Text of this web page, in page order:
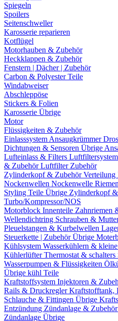
Spiegeln
Spoilers
Seitenschweller
Karosserie reparieren
Kotflügel
Motorhauben & Zubehör
Heckklappen & Zubehör
Fenstern | Dächer | Zubehör
Carbon & Polyester Teile
Windabweiser
Abschleppöse
Stickers & Folien
Karosserie Übrige
Motor
Flüssigkeiten & Zubehör
Einlasssystem Ansaugkrümmer
Dichtungen & Sensoren Übrige
Lufteinlass & Filters
& ZubehörLuftfilter Zubehör
Zylinderkopf & ZubehörVerteilung
Nockenwellen Nockenwelle
Styling Teile Übrige Zylinderkopf
Turbo/Kompressor/NOS
Motorblock Innenteile Zahnriemen
Wellendichtring Schrauben &
Pleuelstangen & Kurbelwellen
Steuerkette | ZubehörÜbrige
Kühlsystem Wasserkühlern &
KühlerlüfterThermostat & schalters
Wasserpumpen & Flüssigkeiten
Übrige kühl Teile
Kraftstoffsystem Injektoren &
Rails & DruckreglerKraftstofftank,
Schlauche & Fittingen Übrige
Entzündung Zündanlage & Zubehör
Zündanlage Übrige